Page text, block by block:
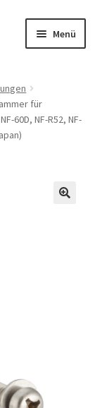
Menü
für
60D, NF-R52, NF-